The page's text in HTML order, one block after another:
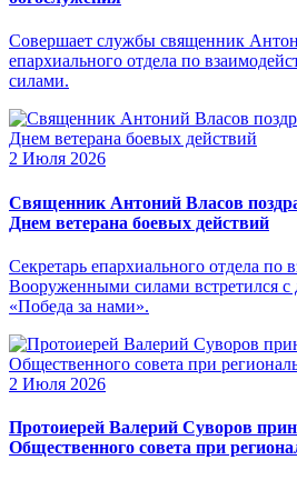
Совершает службы священник
епархиального отдела по
силами.
2 Июля 2026
Священник Антоний Власов
Днем ветерана боевых действий
Секретарь епархиального отдела по
Вооруженными силами встретился с
«Победа за нами».
2 Июля 2026
Протоиерей Валерий Суворов
Общественного совета при